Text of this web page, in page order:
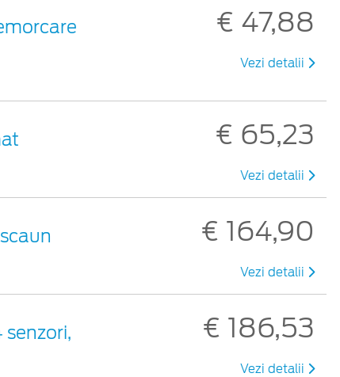
€ 47,88
Vezi detalii
€ 65,23
Vezi detalii
€ 164,90
Vezi detalii
senzori,
€ 186,53
Vezi detalii